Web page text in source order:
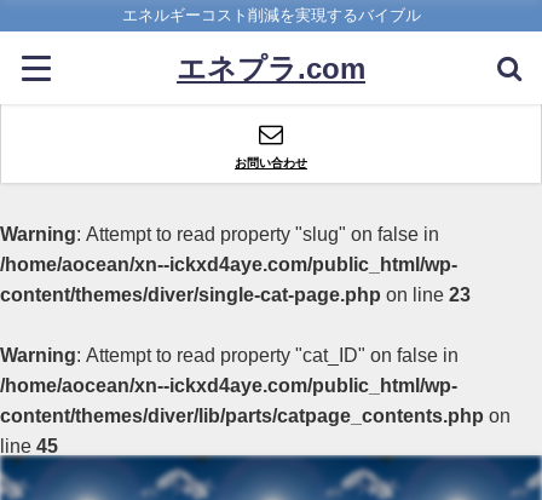
エネルギーコスト削減を実現するバイブル
エネプラ.com
お問い合わせ
Warning: Attempt to read property "slug" on false in
/home/aocean/xn--ickxd4aye.com/public_html/wp-
content/themes/diver/single-cat-page.php on line 23
Warning: Attempt to read property "cat_ID" on false in
/home/aocean/xn--ickxd4aye.com/public_html/wp-
content/themes/diver/lib/parts/catpage_contents.php on
line 45